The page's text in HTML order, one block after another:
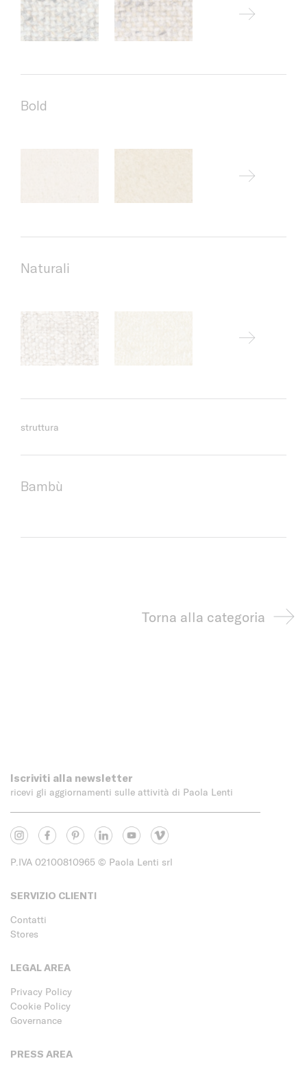
Bold
Naturali
struttura
Bambù
Torna alla categoria
Iscriviti alla newsletter
ricevi gli aggiornamenti sulle attività di Paola Lenti
P.IVA 02100810965 © Paola Lenti srl
SERVIZIO CLIENTI
Contatti
Stores
LEGAL AREA
Privacy Policy
Cookie Policy
Governance
PRESS AREA